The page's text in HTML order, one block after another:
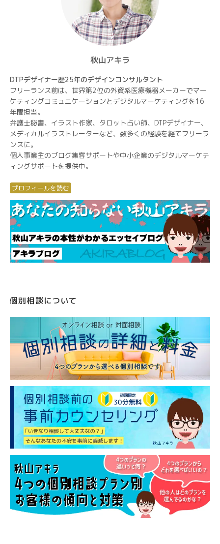
秋山アキラ
DTPデザイナー歴25年のデザインコンサルタント
フリーランス前は、世界第2位の外資系医療機器メーカーでマー
ケティングコミュニケーションとデジタルマーケティングを16
年間担当。
弁護士秘書、イラスト作家、タロット占い師、DTPデザイナー、
メディカルイラストレーターなど、数多くの経験を経てフリーラ
ンスに。
個人事業主のブログ集客サポートや中小企業のデジタルマーケテ
ィングサポートを提供中。
プロフィールを読む
個別相談について